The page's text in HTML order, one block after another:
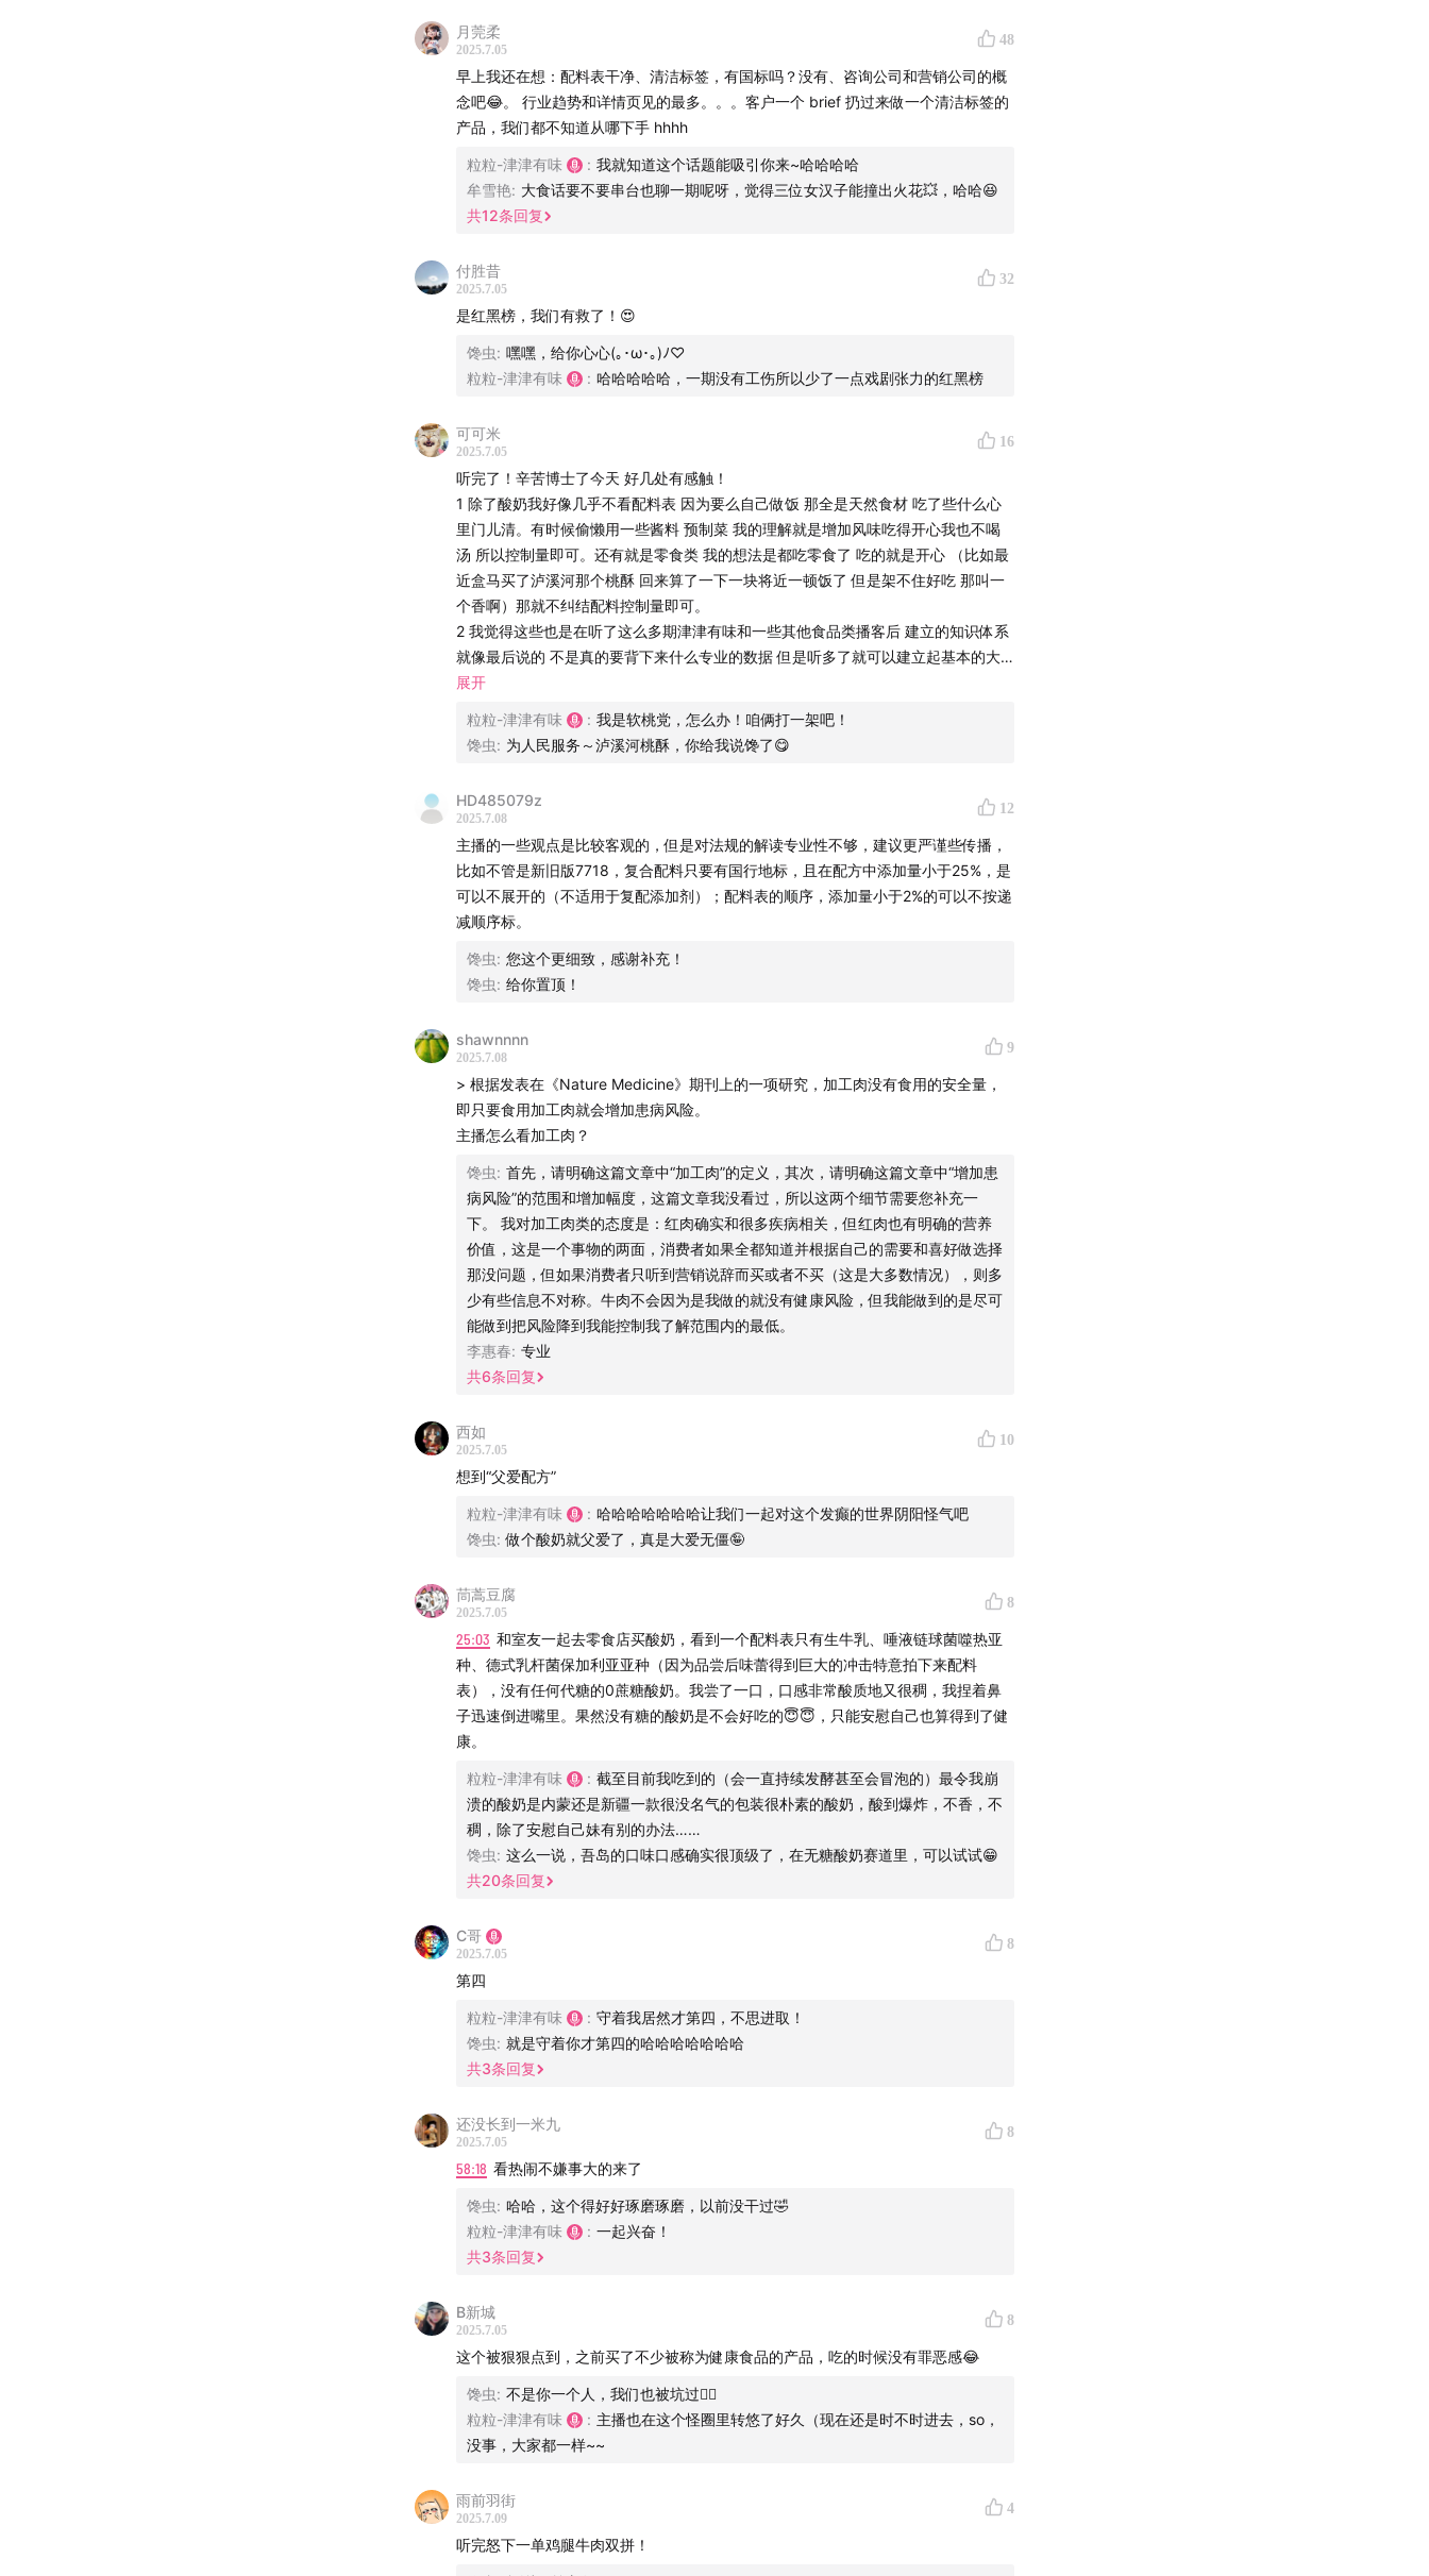
馋虫：软质高蛋白食品「软食尚」创始人，食品微生物学博士，大健康行业历
迎关注微信公众号「软食尚 SoftFeast」下单购买软质高蛋白产品
【制作团队】
后期 / 卷圈
运营 / Sand, 卷圈
封面 / 姝琦@midjourney
产品统筹 / bobo
【联系我们】
加津津乐道小助手微信：dao160301，加入听友群
【关于「津津有味」】
热爱生活的吃货们，不得不在信息爆炸的时代左奔右突，在满是陷阱雷区的韭菜
地里辛苦摸索，所以，当你发现并关注了「津津有味」，也许是你未来生活中最
明智的决定之一。
​​讲原理我们专业，讲技巧我们擅长。运动营养师、食品博士、健身教练三强联
手，讲一讲饮食男女关心的健康生活、食品安全、运动营养、科学减肥的硬道
理，聊一聊与口味、习惯、偏爱、禁忌、困惑、执念有关的食事。
【关于「津津乐道播客网络」】
在一派纷繁芜杂里，我们为愉悦双耳而生。科技、教育、文化、美食、生活、技
能、情绪……严肃认真却不刻板，拒绝空泛浮夸。与专业且有趣的人携手缔造清
流，分享经历，传播体验，厘清世界与你的关系。
津津乐道| 科技乱炖 |
收听平台
苹果播客 | 小宇宙App | Spotify | 喜马拉雅 | 网易云音乐 | QQ音乐 | 荔枝FM |
央广云听 | 听听FM | Sure竖耳App | Bilibili | YouTube
联系我们
津津乐道播客官网 | 公众号：津津乐道播客 | 微信：dao160301 | 微博：津津乐
道播客| 商业合作：hi@dao.fm |版权声明|RSS订阅
本节目由「声湃 WavPub」提供内容托管和数据服务支持。
乳类品的选择：牛奶相对规矩，可以通过标准号来区分。重灾区是酸奶，虽然标榜
“零添加蔗糖”，但却添加了结晶果糖，并声称果糖不影响血糖波动，对糖尿病和肥胖
人群友好。这种说法具有误导性，因为果糖虽然对血糖影响小，但直接在肝脏代谢，
可能升高尿酸，对脂肪肝不利。
乳，GB21732 是含乳饮料。灭菌乳和巴氏灭菌乳配料表只能写生牛乳，调制乳会多一
些强化成分或调味成分，含乳饮料则与牛奶关系不大。
酱料调味品：选择酱汁时要主动观察配料表中糖和盐的排序，以及含钠和含油原辅料
的排序
1.使用 “复合调味料” 等描述性词汇，不展开具体成分；
2. 给熟悉的成分起一个新的名词或加限定词，例如将抗坏血酸写成 “天然抗氧化剂”
3. 蹭功能的成分，例如宣传果糖是益生元，但实际使用的是结晶果糖；
4. 字体过小，难以辨识。
营养成分表：
NRV：这个值的意义是，你每吃一个单位这个产品摄入的营养成分的量占你一天所需
这个营养成分的比例，而不是这个营养成分占这个产品的比例。比如软食尚的牛肉来
举例子，蛋白质的含量是每100克产品中NRV百分数是 33%，也就是说，你每天吃
100克软食尚的牛肉丁，可以获取你每天所需蛋白质数量的三分之一。
制摄入量是健康饮食的关键，要根据自身情况和食物的营养成分，合理安排饮食。
月莞柔
2025.7.05
48
早上我还在想：配料表干净、清洁标签，有国标吗？没有、咨询公司和营销公司的概
念吧😂。 行业趋势和详情页见的最多。。。客户一个 brief 扔过来做一个清洁标签的
产品，我们都不知道从哪下手 hhhh
粒粒-津津有味 : 我就知道这个话题能吸引你来~哈哈哈哈
牟雪艳: 大食话要不要串台也聊一期呢呀，觉得三位女汉子能撞出火花💥，哈哈😆
共12条回复
付胜昔
2025.7.05
32
是红黑榜，我们有救了！😍
馋虫: 嘿嘿，给你心心(｡･ω･｡)ﾉ♡
粒粒-津津有味
: 哈哈哈哈哈，一期没有工伤所以少了一点戏剧张力的红黑榜
可可米
2025.7.05
16
听完了！辛苦博士了今天 好几处有感触！
1 除了酸奶我好像几乎不看配料表 因为要么自己做饭 那全是天然食材 吃了些什么心
里门儿清。有时候偷懒用一些酱料 预制菜 我的理解就是增加风味吃得开心我也不喝
汤 所以控制量即可。还有就是零食类 我的想法是都吃零食了 吃的就是开心 （比如最
近盒马买了泸溪河那个桃酥 回来算了一下一块将近一顿饭了 但是架不住好吃 那叫一
个香啊）那就不纠结配料控制量即可。
2 我觉得这些也是在听了这么多期津津有味和一些其他食品类播客后 建立的知识体系
就像最后说的 不是真的要背下来什么专业的数据 但是听多了就可以建立起基本的大
原则 理清了自己的需求 那这个吃饭这个事情就可以既健康又快乐 越来越松弛 谢谢粒
多汁的水蜜桃 chuichui的又饱含水分😘）
3 今天解开了我30多年未解之谜 那个营养成分的百分比！！！我一直以为是食品内的
识！
最后：健康固然重要 但快乐必不可少 希望大家都抽空做做功课 让自己快乐又健康☺️
☺️☺️
展开
粒粒-津津有味 : 我是软桃党，怎么办！咱俩打一架吧！
馋虫: 为人民服务～泸溪河桃酥，你给我说馋了😋
HD485079z
2025.7.08
12
主播的一些观点是比较客观的，但是对法规的解读专业性不够，建议更严谨些传播，
比如不管是新旧版7718，复合配料只要有国行地标，且在配方中添加量小于25%，是
可以不展开的（不适用于复配添加剂）；配料表的顺序，添加量小于2%的可以不按递
减顺序标。
馋虫: 您这个更细致，感谢补充！
馋虫: 给你置顶！
shawnnnn
2025.7.08
9
> 根据发表在《Nature Medicine》期刊上的一项研究，加工肉没有食用的安全量，
即只要食用加工肉就会增加患病风险。
主播怎么看加工肉？
馋虫: 首先，请明确这篇文章中“加工肉”的定义，其次，请明确这篇文章中“增加患
病风险”的范围和增加幅度，这篇文章我没看过，所以这两个细节需要您补充一
下。 我对加工肉类的态度是：红肉确实和很多疾病相关，但红肉也有明确的营养
价值，这是一个事物的两面，消费者如果全都知道并根据自己的需要和喜好做选择
那没问题，但如果消费者只听到营销说辞而买或者不买（这是大多数情况），则多
少有些信息不对称。牛肉不会因为是我做的就没有健康风险，但我能做到的是尽可
能做到把风险降到我能控制我了解范围内的最低。
李惠春: 专业
共6条回复
西如
2025.7.05
10
想到“父爱配方”
粒粒-津津有味 : 哈哈哈哈哈哈哈让我们一起对这个发癫的世界阴阳怪气吧
馋虫: 做个酸奶就父爱了，真是大爱无僵🤪
茼蒿豆腐
2025.7.05
8
25:03 和室友一起去零食店买酸奶，看到一个配料表只有生牛乳、唾液链球菌噬热亚
种、德式乳杆菌保加利亚亚种（因为品尝后味蕾得到巨大的冲击特意拍下来配料
表），没有任何代糖的0蔗糖酸奶。我尝了一口，口感非常酸质地又很稠，我捏着鼻
子迅速倒进嘴里。果然没有糖的酸奶是不会好吃的😇😇，只能安慰自己也算得到了健
康。
粒粒-津津有味 : 截至目前我吃到的（会一直持续发酵甚至会冒泡的）最令我崩
溃的酸奶是内蒙还是新疆一款很没名气的包装很朴素的酸奶，酸到爆炸，不香，不
稠，除了安慰自己妹有别的办法……
馋虫: 这么一说，吾岛的口味口感确实很顶级了，在无糖酸奶赛道里，可以试试😁
共20条回复
C哥
2025.7.05
8
第四
粒粒-津津有味 : 守着我居然才第四，不思进取！
馋虫: 就是守着你才第四的哈哈哈哈哈哈哈
共3条回复
还没长到一米九
2025.7.05
8
58:18 看热闹不嫌事大的来了
馋虫: 哈哈，这个得好好琢磨琢磨，以前没干过🤣
粒粒-津津有味
: 一起兴奋！
共3条回复
B新城
2025.7.05
8
这个被狠狠点到，之前买了不少被称为健康食品的产品，吃的时候没有罪恶感😂
馋虫: 不是你一个人，我们也被坑过😮‍💨
粒粒-津津有味
: 主播也在这个怪圈里转悠了好久（现在还是时不时进去，so，
没事，大家都一样~~
雨前羽街
2025.7.09
4
听完怒下一单鸡腿牛肉双拼！